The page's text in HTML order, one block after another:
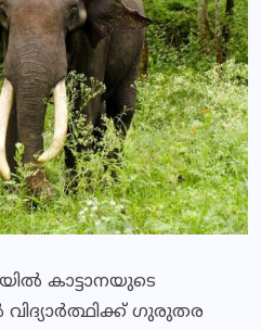
കാട്ടാനയുടെ
ഗുരുതര